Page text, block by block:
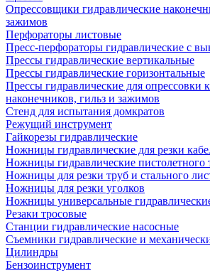
Опрессовщики гидравлические
зажимов
Перфораторы листовые
Пресс-перфораторы гидравлические с
Прессы гидравлические вертикальные
Прессы гидравлические горизонтальные
Прессы гидравлические для опрессовки
наконечников, гильз и зажимов
Стенд для испытания домкратов
Режущий инструмент
Гайкорезы гидравлические
Ножницы гидравлические для резки
Ножницы гидравлические пистолетного
Ножницы для резки труб и стального
Ножницы для резки уголков
Ножницы универсальные
Резаки тросовые
Станции гидравлические насосные
Съемники гидравлические и
Цилиндры
Бензоинструмент